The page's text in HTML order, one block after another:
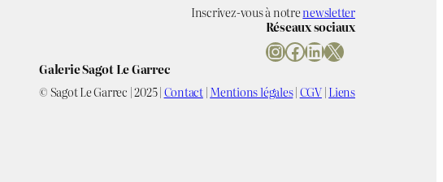
Inscrivez-vous à notrenewsletter
Réseaux sociaux
InstagramFacebook LinkedIn X
Galerie Sagot Le Garrec
© Sagot Le Garrec | 2025 |Contact|Mentions légales|CGV|Liens